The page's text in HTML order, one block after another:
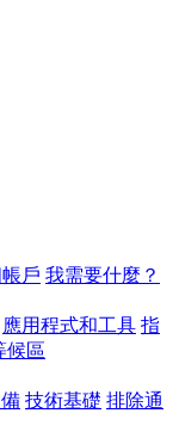
戶 我需要什麼？
應用程式和工具 指
候區
技術基礎 排除通